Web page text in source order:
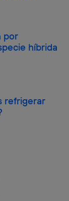
por
híbrida
refrigerar
página web o